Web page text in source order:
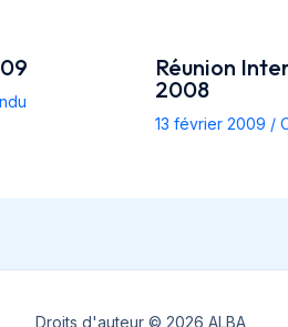
Réunion
2008
13 février 2009 /
Droits d'auteur © 2026 ALBA